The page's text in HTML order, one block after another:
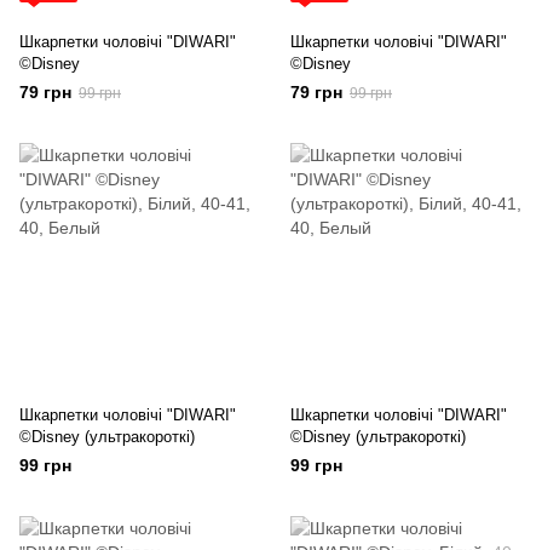
Шкарпетки чоловічі "DIWARI"
©Disney
79 грн 99 грн
Шкарпетки чоловічі "DIWARI"
©Disney
79 грн 99 грн
Шкарпетки чоловічі "DIWARI"
©Disney (ультракороткі)
99 грн
Шкарпетки чоловічі "DIWARI"
©Disney (ультракороткі)
99 грн